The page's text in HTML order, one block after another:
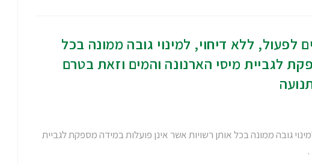
ללא דיחוי, למינוי גובה ממונה בכל
לגביית מיסי הארנונה והמים וזאת בטרם
גובה ממונה בכל אותן רשויות אשר אינן פועלות במידה מספקת לגביית